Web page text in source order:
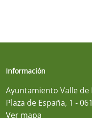
Información
Ayuntamiento Valle
Plaza de España, 1 -
Ver mapa